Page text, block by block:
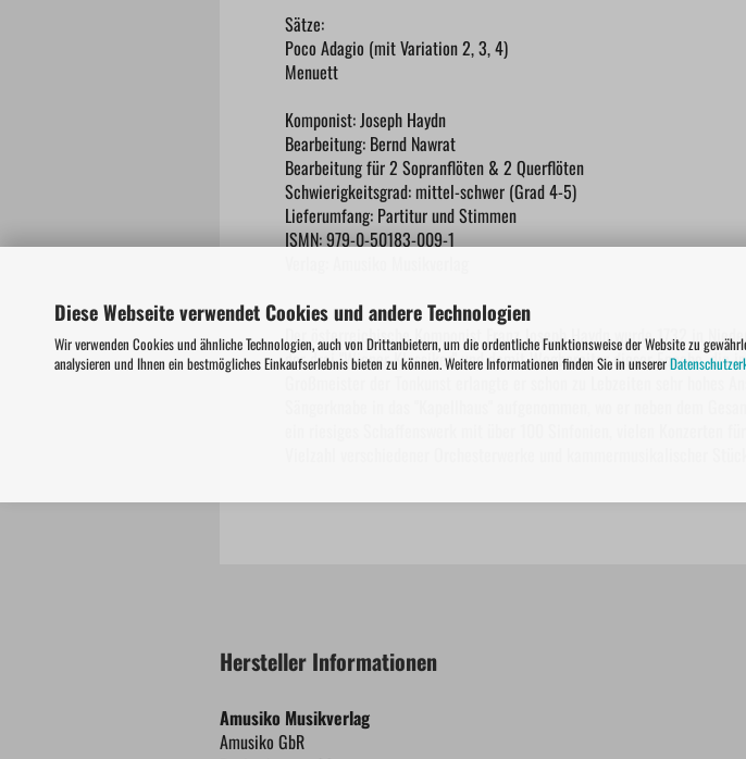
Diese Webseite verwendet Cookies und andere Technologien
Wir verwenden Cookies und ähnliche Technologien, auch von Drittanbietern, um die ordentliche Funktionsweise der Website zu
analysieren und Ihnen ein bestmögliches Einkaufserlebnis bieten zu können. Weitere Informationen finden Sie in unserer
Sätze:
Poco Adagio (mit Variation 2, 3, 4)
Menuett
Komponist: Joseph Haydn
Bearbeitung: Bernd Nawrat
Bearbeitung für 2 Sopranflöten & 2 Querflöten
Schwierigkeitsgrad: mittel-schwer (Grad 4-5)
Lieferumfang: Partitur und Stimmen
ISMN: 979-0-50183-009-1
Der österreichische Komponist Franz Joseph Haydn wurde 1732 in
der drei "Wiener Klassiker" und damit Wegbereiter dieser Epoche, die
Hersteller Informationen
Amusiko Musikverlag
Amusiko GbR